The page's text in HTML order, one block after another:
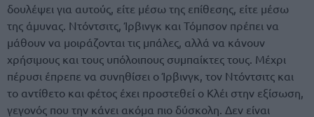
δουλέψει για αυτούς, είτε μέσω της επίθεσης, είτε μέσω
της άμυνας. Ντόντσιτς, Ίρβινγκ και Τόμπσον πρέπει να
μάθουν να μοιράζονται τις μπάλες, αλλά να κάνουν
χρήσιμους και τους υπόλοιπους συμπαίκτες τους. Μέχρι
πέρυσι έπρεπε να συνηθίσει ο Ίρβινγκ, τον Ντόντσιτς και
το αντίθετο και φέτος έχει προστεθεί ο Κλέι στην εξίσωση,
γεγονός που την κάνει ακόμα πιο δύσκολη. Δεν είναι